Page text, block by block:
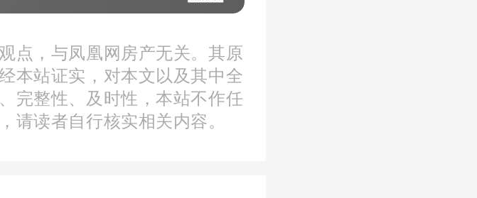
点，与凤凰网房产无关。其原
本站证实，对本文以及其中全
完整性、及时性，本站不作任
请读者自行核实相关内容。